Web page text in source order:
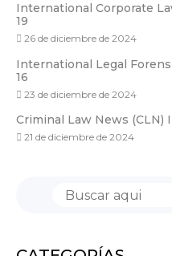
International Corporate
19
26 de diciembre de 2024
International Legal
16
23 de diciembre de 2024
Criminal Law News (CLN)
21 de diciembre de 2024